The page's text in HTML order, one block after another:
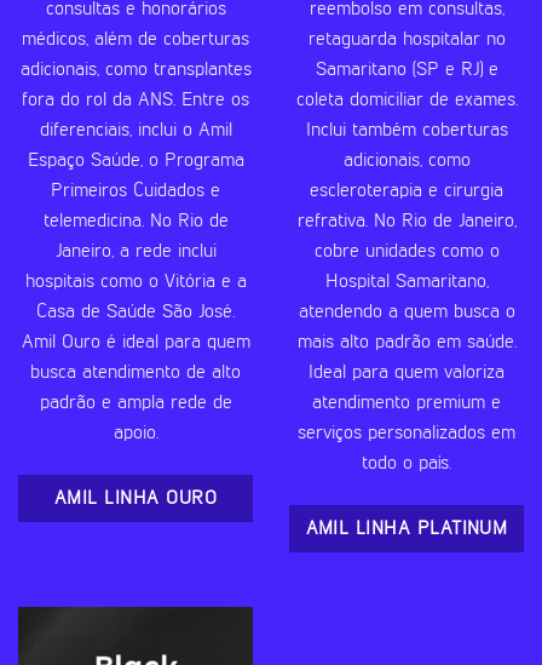
consultas e honorários
médicos, além de coberturas
adicionais, como transplantes
fora do rol da ANS. Entre os
diferenciais, inclui o Amil
Espaço Saúde, o Programa
Primeiros Cuidados e
telemedicina. No Rio de
Janeiro, a rede inclui
hospitais como o Vitória e a
Casa de Saúde São José.
Amil Ouro é ideal para quem
busca atendimento de alto
padrão e ampla rede de
apoio.
AMIL LINHA OURO
reembolso em consultas,
retaguarda hospitalar no
Samaritano (SP e RJ) e
coleta domiciliar de exames.
Inclui também coberturas
adicionais, como
escleroterapia e cirurgia
refrativa. No Rio de Janeiro,
cobre unidades como o
Hospital Samaritano,
atendendo a quem busca o
mais alto padrão em saúde.
Ideal para quem valoriza
atendimento premium e
serviços personalizados em
todo o país.
AMIL LINHA PLATINUM